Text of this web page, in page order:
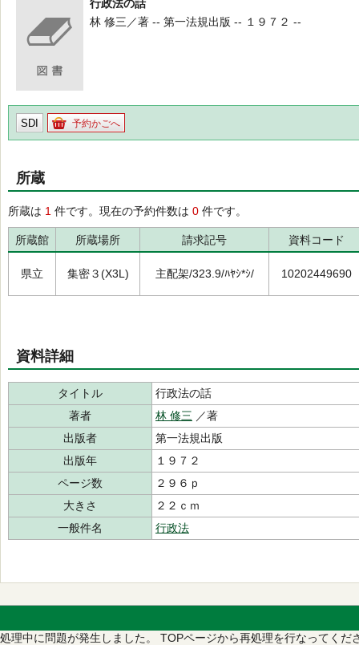
行政法の話
林 修三／著 -- 第一法規出版 -- １９７２ --
SDI 予約かごへ
所蔵
所蔵は 1 件です。現在の予約件数は 0 件です。
所蔵館 所蔵場所 請求記号 資料コード
県立 集密３(X3L) 主配架/323.9/ﾊﾔｼ*ｼ/ 10202449690
資料詳細
タイトル
行政法の話
著者
林 修三 ／著
出版者
第一法規出版
出版年
１９７２
ページ数
２９６ｐ
大きさ
２２ｃｍ
一般件名
行政法
処理中に問題が発生しました。 TOPページから再処理を行なってくだ